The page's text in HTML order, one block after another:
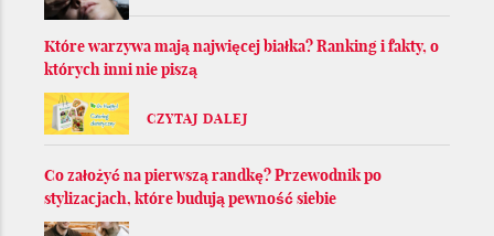
Które warzywa mają najwięcej białka? Ranking i fakty, o
których inni nie piszą
CZYTAJ DALEJ
Co założyć na pierwszą randkę? Przewodnik po
stylizacjach, które budują pewność siebie